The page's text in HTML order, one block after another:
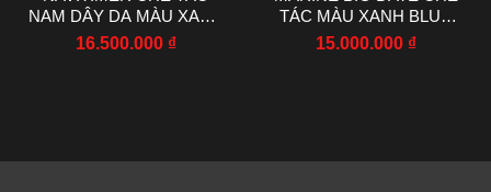
NAM DÂY DA MÀU XANH
NHÀ MÁY EF 43MM
16.500.000 ₫
TÁC MÀU XANH BLUE
NHÀ MÁY HG 39MM
15.000.000 ₫